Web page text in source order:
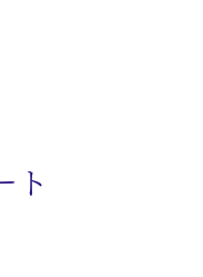
ト